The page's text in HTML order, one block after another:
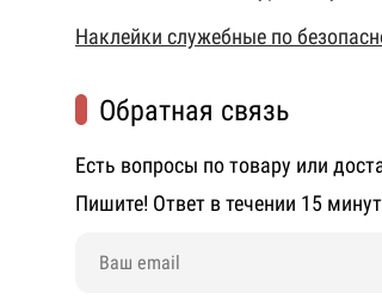
Наклейки служебные по
Обратная связь
Есть вопросы по товару или
Пишите! Ответ в течении 15